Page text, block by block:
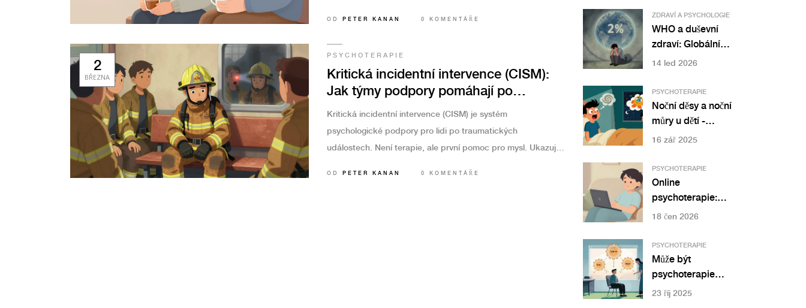
OD PETER KANAN 0 KOMENTÁŘE
2
BŘEZNA
PSYCHOTERAPIE
Kritická incidentní intervence (CISM):
Jak týmy podpory pomáhají po
traumatických událostech
Kritická incidentní intervence (CISM) je systém
psychologické podpory pro lidi po traumatických
událostech. Není terapie, ale první pomoc pro mysl. Ukazuje
OD PETER KANAN 0 KOMENTÁŘE
ZDRAVÍ A PSYCHOLOGIE
WHO a duševní
zdraví: Globální
situace a co dělat
14 led 2026
PSYCHOTERAPIE
Noční děsy a noční
můry u dětí -
terapie a pomoc
16 zář 2025
PSYCHOTERAPIE
Online
psychoterapie:
Kompletní
domova
18 čen 2026
PSYCHOTERAPIE
Může být
psychoterapie
bolestivá? Jak
23 říj 2025